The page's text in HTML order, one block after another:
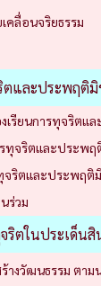
คลื่อนจริยธรรม
ริตและประพฤติ
เรียนการทุจริต
รทุจริตและประพ
จริตและประพฤติ
ร่วม
ริตในประเด็น
างวัฒนธรรม ตา